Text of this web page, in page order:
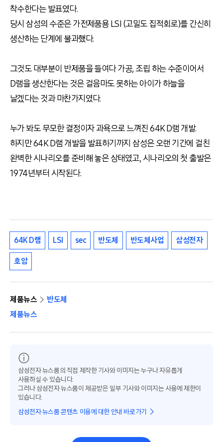
착수한다는 발표였다.
당시 삼성의 수준은 가전제품용 LSI (고밀도 집적회로)를 간신히
생산하는 단계에 불과했다.
그것도 대부분이 반제품을 들여다 가공, 조립 하는 수준이어서
D램을 생산한다는 것은 걸음마도 못하는 아이가 하늘을
날겠다는 것과 마찬가지였다.
누가 봐도 무모한 결정이자 과욕으로 느껴진 64K D램 개발.
하지만 64K D램 개발을 발표하기까지 삼성은 오랜 기간에 걸친
완벽한 시나리오를 준비해 놓은 상태였고, 시나리오의 첫 출발은
1974년부터 시작된다.
64K D램 LSI sec 반도체 반도체사업 삼성전자
호암
제품뉴스
반도체
제품뉴스
삼성전자 뉴스룸의 직접 제작한 기사와 이미지는 누구나 자유롭게
사용하실 수 있습니다.
그러나 삼성전자 뉴스룸이 제공받은 일부 기사와 이미지는 사용에 제한이
있습니다.
삼성전자 뉴스룸 콘텐츠 이용에 대한 안내 바로가기